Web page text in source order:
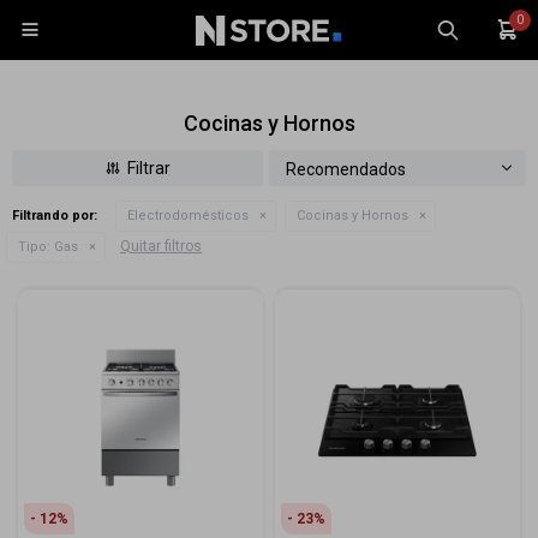
0

Cocinas y Hornos
Recomendados
Filtrando por: Electrodomésticos
Cocinas y Hornos
Tipo: Gas Quitar filtros
12 23
TV y Audio
Celulares